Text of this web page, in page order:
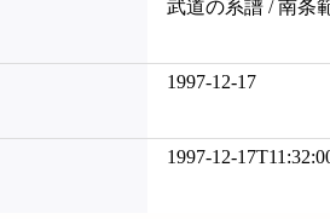
武道の系譜 / 南条
1997-12-17
1997-12-